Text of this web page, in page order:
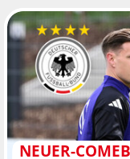
NEUER-